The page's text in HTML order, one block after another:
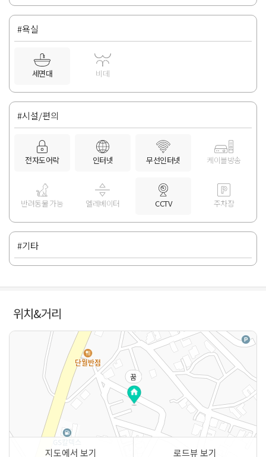
#욕실
세면대 비데
#시설/편의
전자도어락 인터넷 무선인터넷 케이블방송
반려동물 가능 엘레베이터 CCTV 주차장
#기타
위치&거리
꿈
지도에서 보기 로드뷰 보기